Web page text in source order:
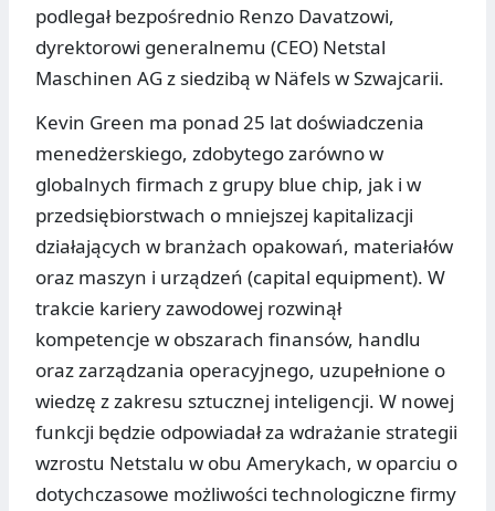
podlegał bezpośrednio Renzo Davatzowi,
dyrektorowi generalnemu (CEO) Netstal
Maschinen AG z siedzibą w Näfels w Szwajcarii.
Kevin Green ma ponad 25 lat doświadczenia
menedżerskiego, zdobytego zarówno w
globalnych firmach z grupy blue chip, jak i w
przedsiębiorstwach o mniejszej kapitalizacji
działających w branżach opakowań, materiałów
oraz maszyn i urządzeń (capital equipment). W
trakcie kariery zawodowej rozwinął
kompetencje w obszarach finansów, handlu
oraz zarządzania operacyjnego, uzupełnione o
wiedzę z zakresu sztucznej inteligencji. W nowej
funkcji będzie odpowiadał za wdrażanie strategii
wzrostu Netstalu w obu Amerykach, w oparciu o
dotychczasowe możliwości technologiczne firmy